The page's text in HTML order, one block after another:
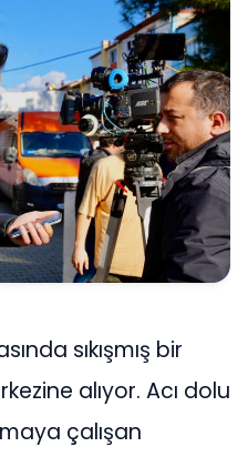
sıkışmış bir
alıyor. Acı dolu
çalışan